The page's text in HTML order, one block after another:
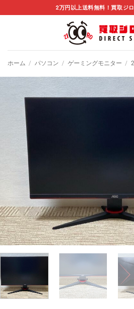
to
2万円以上送料無料！買取ジ
ホーム / パソコン / ゲーミングモニター /